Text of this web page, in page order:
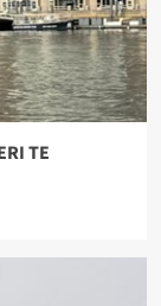
TE